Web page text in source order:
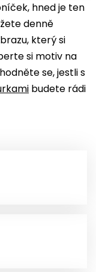
hned je ten
denně
který si
si motiv na
se, jestli s
budete rádi